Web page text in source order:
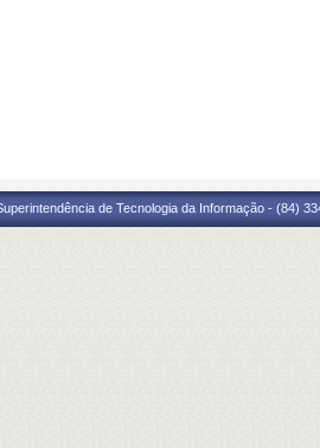
de Tecnologia da Informação - (84)